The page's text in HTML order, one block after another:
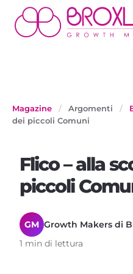
Magazine / Argomenti /
dei piccoli Comuni
Flico – alla
piccoli
GM Growth Makers di
1 min di lettura